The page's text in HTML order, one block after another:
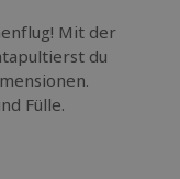
Mit der
du
Fülle.